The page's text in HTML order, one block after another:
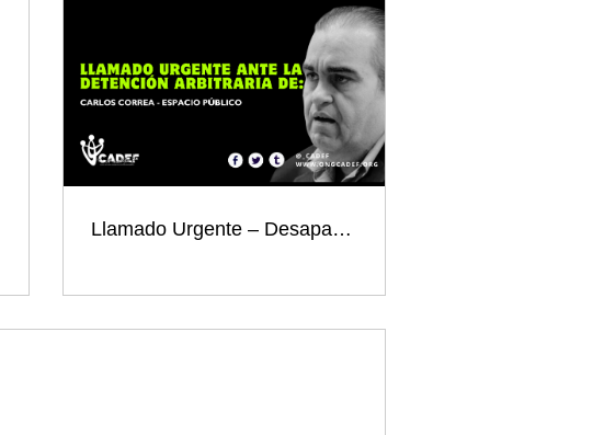
Llamado Urgente – Desaparición forzada del defensor Carlos Correa